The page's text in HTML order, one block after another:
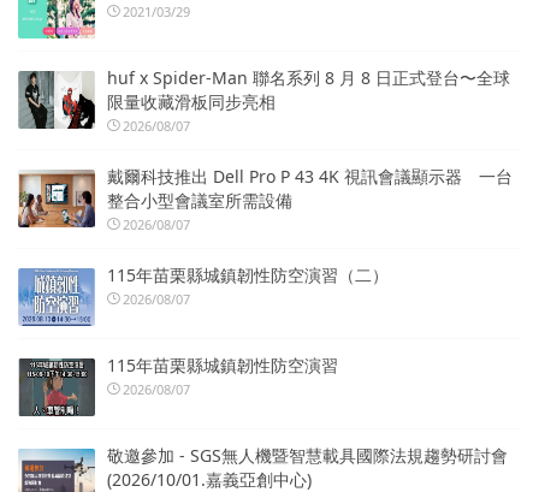
2021/03/29
huf x Spider-Man 聯名系列 8 月 8 日正式登台〜全球
限量收藏滑板同步亮相
2026/08/07
戴爾科技推出 Dell Pro P 43 4K 視訊會議顯示器 一台
整合小型會議室所需設備
2026/08/07
115年苗栗縣城鎮韌性防空演習（二）
2026/08/07
115年苗栗縣城鎮韌性防空演習
2026/08/07
敬邀參加 - SGS無人機暨智慧載具國際法規趨勢研討會
(2026/10/01.嘉義亞創中心)